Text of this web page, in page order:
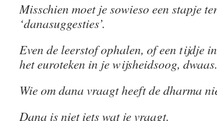
Misschien moet je sowieso een stapje
‘danasuggesties’.
Even de leerstof ophalen, of een tijdje
het euroteken in je wijsheidsoog, dwaas.
Wie om dana vraagt heeft de dharma
Dana is niet iets wat je vraagt.